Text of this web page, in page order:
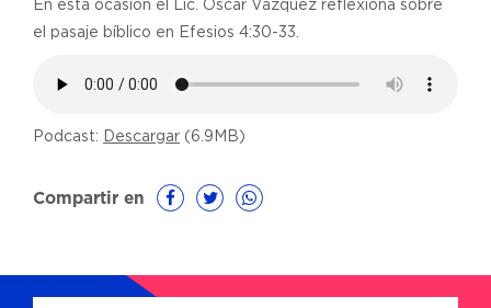
En esta ocasión el Lic. Oscar Vázquez reflexiona sobre
el pasaje bíblico en Efesios 4:30-33.
Podcast: Descargar (6.9MB)
Compartir en